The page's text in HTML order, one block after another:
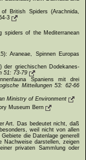
British Spiders (Arachnida,
3
spiders of the Mediterranean
Araneae, Spinnen Europas
der griechischen Dodekanes-
51: 73-79
Spaniens mit drei
Mitteilungen 53: 62-66
Ministry of Environment
Museum Bern
Art. Das bedeutet nicht, daß
weil nicht von allen
die Datenlage generell
Nachweise darstellen, zeigen
privaten Sammlung oder